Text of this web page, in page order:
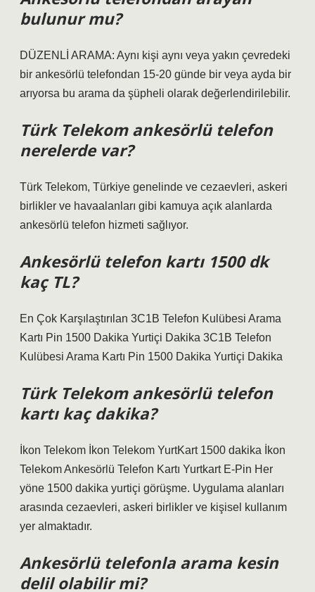
bulunur mu?
DÜZENLİ ARAMA: Aynı kişi aynı veya yakın çevredeki
bir ankesörlü telefondan 15-20 günde bir veya ayda bir
arıyorsa bu arama da şüpheli olarak değerlendirilebilir.
Türk Telekom ankesörlü telefon
nerelerde var?
Türk Telekom, Türkiye genelinde ve cezaevleri, askeri
birlikler ve havaalanları gibi kamuya açık alanlarda
ankesörlü telefon hizmeti sağlıyor.
Ankesörlü telefon kartı 1500 dk
kaç TL?
En Çok Karşılaştırılan 3C1B Telefon Kulübesi Arama
Kartı Pin 1500 Dakika Yurtiçi Dakika 3C1B Telefon
Kulübesi Arama Kartı Pin 1500 Dakika Yurtiçi Dakika
Türk Telekom ankesörlü telefon
kartı kaç dakika?
İkon Telekom İkon Telekom YurtKart 1500 dakika İkon
Telekom Ankesörlü Telefon Kartı Yurtkart E-Pin Her
yöne 1500 dakika yurtiçi görüşme. Uygulama alanları
arasında cezaevleri, askeri birlikler ve kişisel kullanım
yer almaktadır.
Ankesörlü telefonla arama kesin
delil olabilir mi?